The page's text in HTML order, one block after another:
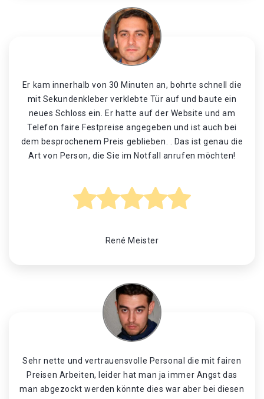
Er kam innerhalb von 30 Minuten an, bohrte schnell die
mit Sekundenkleber verklebte Tür auf und baute ein
neues Schloss ein. Er hatte auf der Website und am
Telefon faire Festpreise angegeben und ist auch bei
dem besprochenem Preis geblieben. . Das ist genau die
Art von Person, die Sie im Notfall anrufen möchten!
René Meister
Sehr nette und vertrauensvolle Personal die mit fairen
Preisen Arbeiten, leider hat man ja immer Angst das
man abgezockt werden könnte dies war aber bei diesen